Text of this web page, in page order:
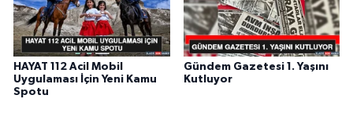
HAYAT 112 Acil Mobil
Uygulaması İçin Yeni Kamu
Spotu
Gündem Gazetesi 1. Yaşını
Kutluyor